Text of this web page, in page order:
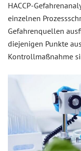
HACCP-
einzelnen
Gefahrenquellen
diejenigen Punkte
Kontrollmaßnahme